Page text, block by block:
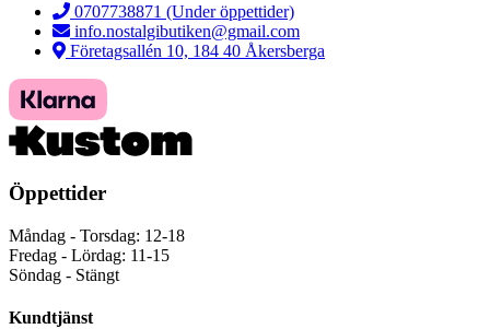
0707738871 (Under öppettider)
info.nostalgibutiken@gmail.com
Företagsallén 10, 184 40 Åkersberga
Öppettider
Måndag - Torsdag: 12-18
Fredag - Lördag: 11-15
Söndag - Stängt
Kundtjänst